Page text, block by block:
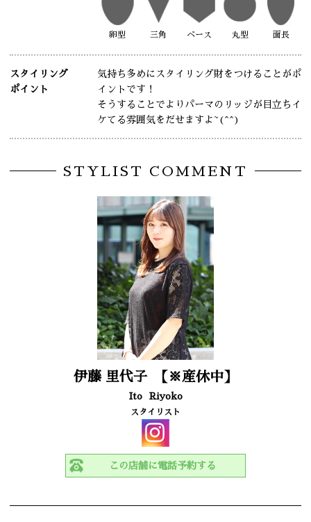
卵型 三角 ベース 丸型 面長
スタイリング
ポイント
気持ち多めにスタイリング財をつけることがポ
イントです！
そうすることでよりパーマのリッジが目立ちイ
ケてる雰囲気をだせますよ~(^^)
STYLIST COMMENT
伊藤 里代子 【※産休中】
Ito Riyoko
スタイリスト
この店舗に電話予約する